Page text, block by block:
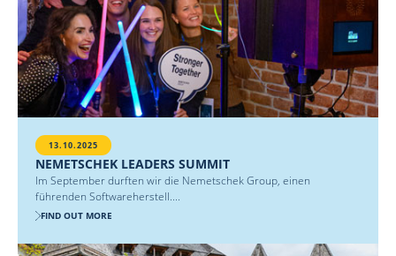
13.10.2025
NEMETSCHEK LEADERS SUMMIT
Im September durften wir die Nemetschek Group, einen
führenden Softwareherstell....
FIND OUT MORE